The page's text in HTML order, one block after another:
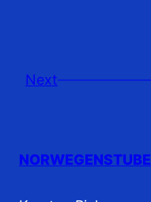
Next
NORWEGENSTUBE